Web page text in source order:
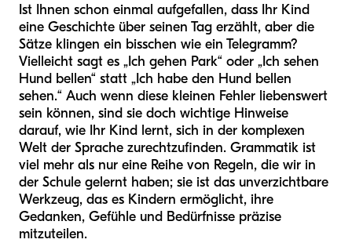
Ist Ihnen schon einmal aufgefallen, dass Ihr Kind
eine Geschichte über seinen Tag erzählt, aber die
Sätze klingen ein bisschen wie ein Telegramm?
Vielleicht sagt es „Ich gehen Park“ oder „Ich sehen
Hund bellen“ statt „Ich habe den Hund bellen
sehen.“ Auch wenn diese kleinen Fehler liebenswert
sein können, sind sie doch wichtige Hinweise
darauf, wie Ihr Kind lernt, sich in der komplexen
Welt der Sprache zurechtzufinden. Grammatik ist
viel mehr als nur eine Reihe von Regeln, die wir in
der Schule gelernt haben; sie ist das unverzichtbare
Werkzeug, das es Kindern ermöglicht, ihre
Gedanken, Gefühle und Bedürfnisse präzise
mitzuteilen.